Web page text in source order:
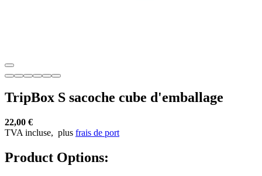
TripBox S sacoche cube d'emballage
22,00 €
TVA incluse, plus frais de port
Product Options: